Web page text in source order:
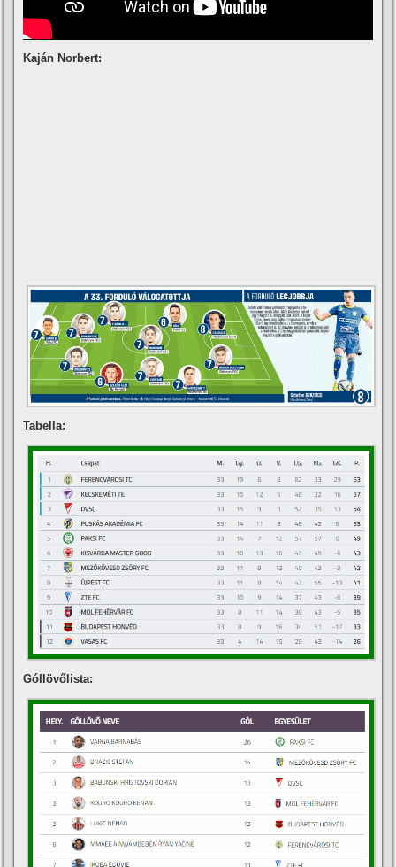
Kaján Norbert:
Tabella:
Góllövőlista: